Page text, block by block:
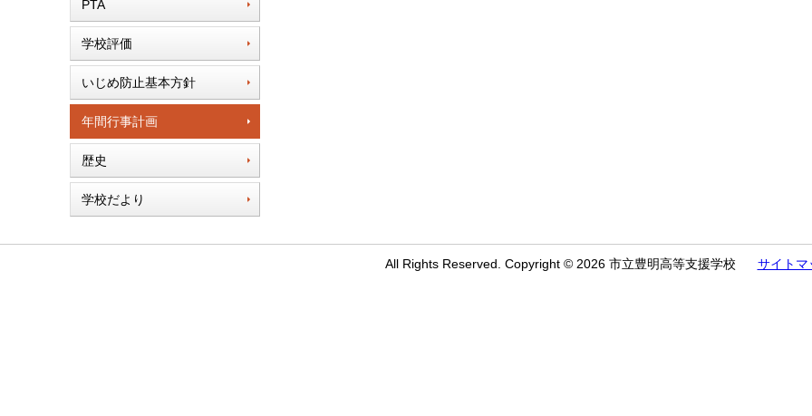
PTA
学校評価
いじめ防止基本方針
年間行事計画
歴史
学校だより
All Rights Reserved. Copyright © 2026 市立豊明高等支援学校 サイトマ